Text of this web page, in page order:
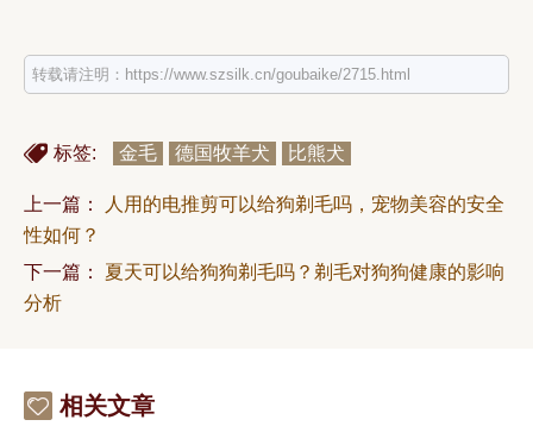
转载请注明：https://www.szsilk.cn/goubaike/2715.html
标签: 金毛 德国牧羊犬 比熊犬
上一篇：
人用的电推剪可以给狗剃毛吗，宠物美容的安全
性如何？
下一篇： 夏天可以给狗狗剃毛吗？剃毛对狗狗健康的影响
分析
相关文章